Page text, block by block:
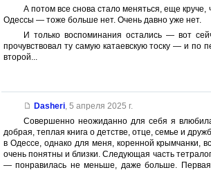
А потом все снова стало меняться, еще
Одессы — тоже больше нет. Очень давно уже нет.
И только воспоминания остались — вот
прочувствовал ту самую катаевскую тоску — и по
второй...
Dasheri, 5 апреля 2025 г.
Совершенно неожиданно для себя я
добрая, теплая книга о детстве, отце, семье и
в Одессе, однако для меня, коренной крымчанки,
очень понятны и близки. Следующая часть
— понравилась не меньше, даже больше. Первая